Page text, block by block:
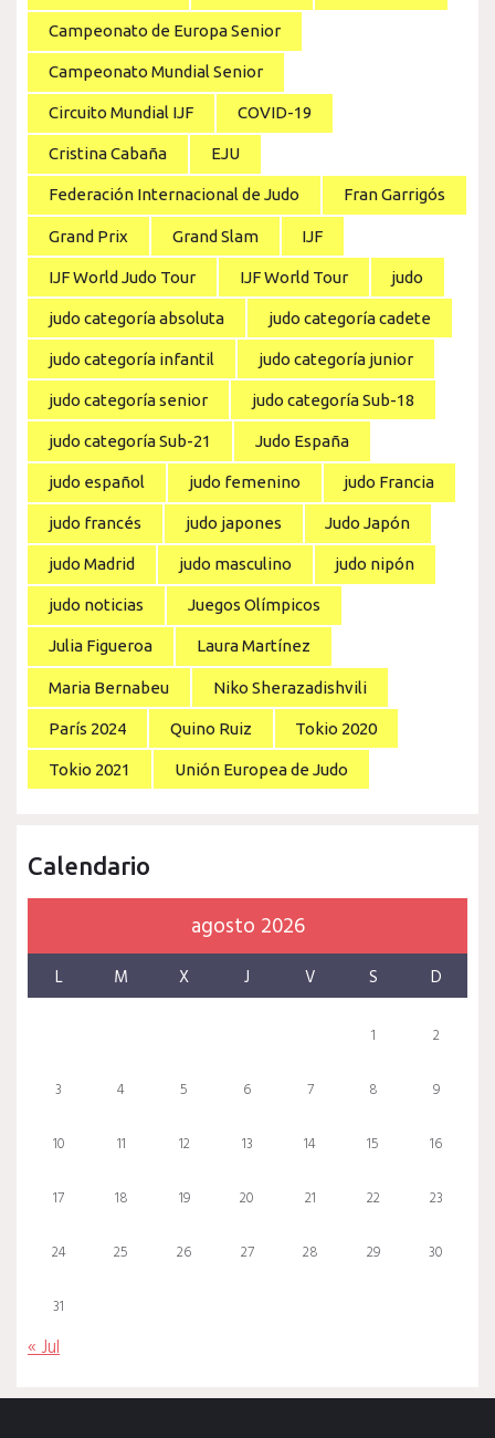
Campeonato de Europa Senior
Campeonato Mundial Senior
Circuito Mundial IJF COVID-19
Cristina Cabaña EJU
Federación Internacional de Judo Fran Garrigós
Grand Prix Grand Slam IJF
IJF World Judo Tour IJF World Tour judo
judo categoría absoluta judo categoría cadete
judo categoría infantil judo categoría junior
judo categoría senior judo categoría Sub-18
judo categoría Sub-21 Judo España
judo español judo femenino judo Francia
judo francés judo japones Judo Japón
judo Madrid judo masculino judo nipón
judo noticias Juegos Olímpicos
Julia Figueroa Laura Martínez
Maria Bernabeu Niko Sherazadishvili
París 2024 Quino Ruiz Tokio 2020
Tokio 2021 Unión Europea de Judo
Calendario
agosto 2026
L M X J V S D
1 2
3 4 5 6 7 8 9
10 11 12 13 14 15 16
17 18 19 20 21 22 23
24 25 26 27 28 29 30
31
« Jul